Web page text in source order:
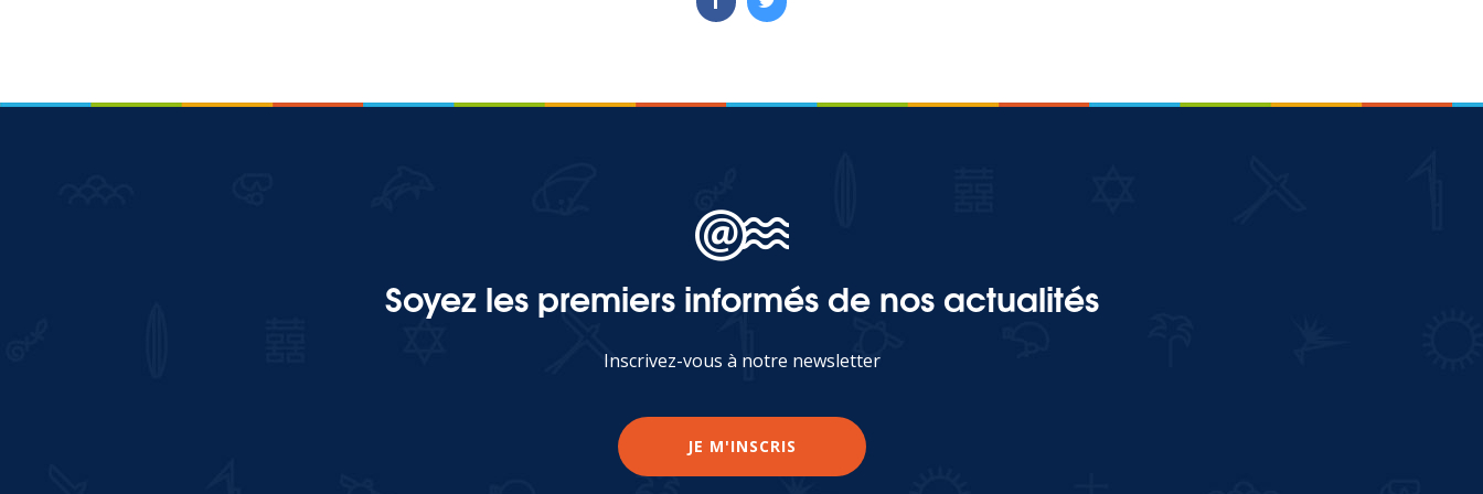
Soyez les premiers informés de nos actualités
Inscrivez-vous à notre newsletter
JE M'INSCRIS